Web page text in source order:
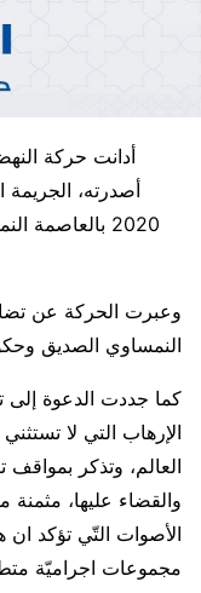
2020
وعبرت الحركة عن
النمساوي الصديق
كما جددت الدعوة إلى
الإرهاب التي لا
العالم، وتذكر
والقضاء عليها،
الأصوات التّي تؤكد ان
مجموعات اجراميّة